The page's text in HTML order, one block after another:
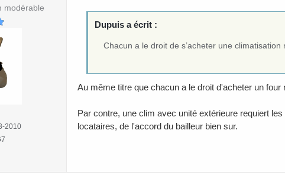
modérable
2010
Dupuis a écrit :
Chacun a le droit de s’acheter une climatisation
Au même titre que chacun a le droit d'acheter un four
Par contre, une clim avec unité extérieure requiert
locataires, de l'accord du bailleur bien sur.